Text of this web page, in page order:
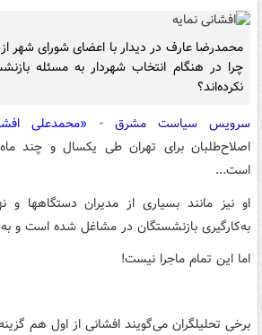
محمدرضا عارف در دیدار با اعضای شورای شهر
چرا در هنگام انتخاب شهردار به مسئله
نکرده‌اند؟
سرویس سیاست مشرق- «محمدعلی
اصلاح‌طلبان برای تهران طی یکسال و چند
است...
او نیز مانند بسیاری از مدیران دستگاهها و
به‌کارگیری بازنشستگان در مشاغل شده است و
اما این تمام ماجرا نیست!
برخی تحلیلگران می‌گویند افشانی از اول هم